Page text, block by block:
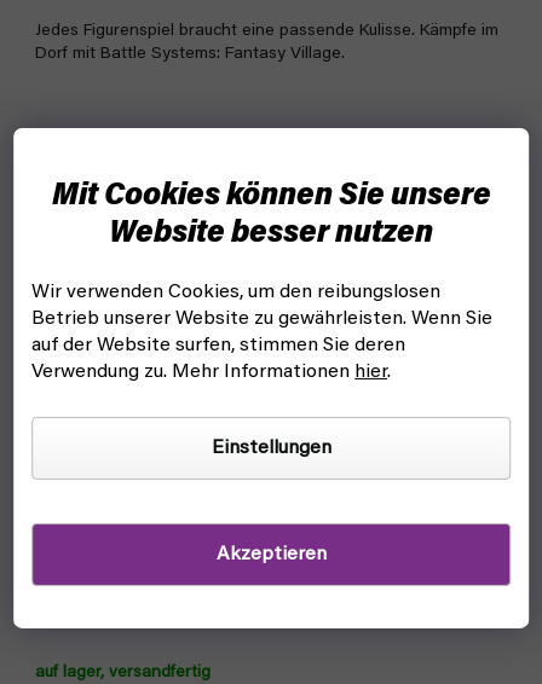
Mit Cookies können Sie unsere
Website besser nutzen
Wir verwenden Cookies, um den reibungslosen
Betrieb unserer Website zu gewährleisten. Wenn Sie
auf der Website surfen, stimmen Sie deren
Verwendung zu. Mehr Informationen hier.
Einstellungen
Akzeptieren
Jedes Figurenspiel braucht eine passende Kulisse. Kämpfe im
Dorf mit Battle Systems: Fantasy Village.
auf lager, versandfertig